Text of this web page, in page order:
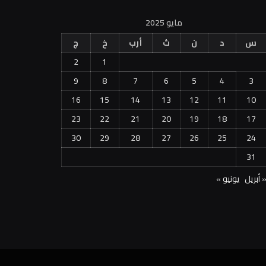
مايو 2025
س
د ن ث أرب خ
ج
1
2
3
4
5
6
7
8
9
10
11
12
13
14
15
16
17
18
19
20
21
22
23
24
25
26
27
28
29
30
31
« أبريل يونيو »